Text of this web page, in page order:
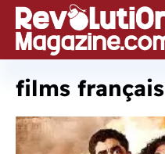
Aller
au
contenu
films français